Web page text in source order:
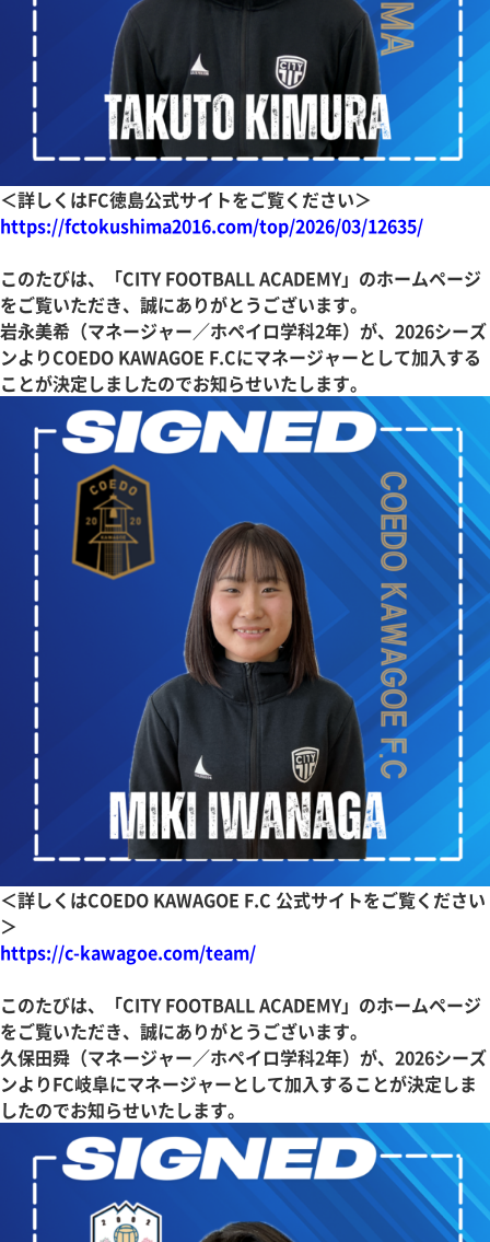
＜詳しくはFC徳島公式サイトをご覧ください＞
https://fctokushima2016.com/top/2026/03/12635/
このたびは、「CITY FOOTBALL ACADEMY」のホームページ
をご覧いただき、誠にありがとうございます。
岩永美希（マネージャー／ホペイロ学科2年）が、2026シーズ
ンよりCOEDO KAWAGOE F.Cにマネージャーとして加入する
ことが決定しましたのでお知らせいたします。
＜詳しくはCOEDO KAWAGOE F.C 公式サイトをご覧ください
＞
https://c-kawagoe.com/team/
このたびは、「CITY FOOTBALL ACADEMY」のホームページ
をご覧いただき、誠にありがとうございます。
久保田舜（マネージャー／ホペイロ学科2年）が、2026シーズ
ンよりFC岐阜にマネージャーとして加入することが決定しま
したのでお知らせいたします。